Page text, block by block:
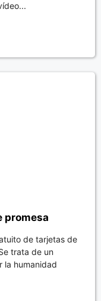
promesa
de tarjetas de
trata de un
la humanidad